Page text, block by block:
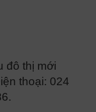
đô thị mới
thoại: 024